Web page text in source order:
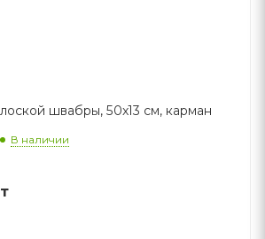
швабры, 50x13 см, карман
В наличии